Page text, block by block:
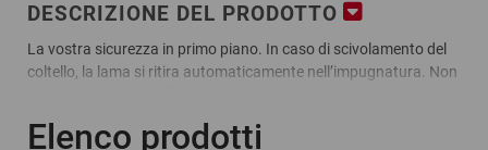
DESCRIZIONE DEL PRODOTTO
La vostra sicurezza in primo piano. In caso di scivolamento del
coltello, la lama si ritira automaticamente nell’impugnatura. Non
Elenco prodotti